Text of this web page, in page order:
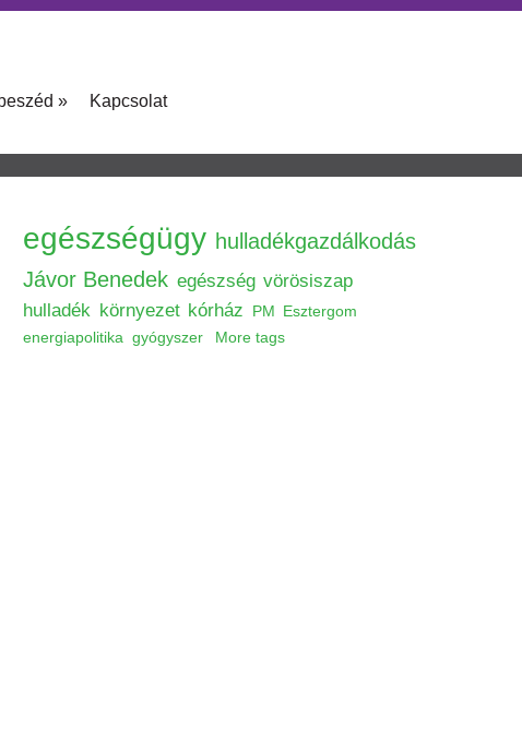
» Kapcsolat
egészségügy hulladékgazdálkodás
Jávor Benedek egészség vörösiszap
hulladék környezet kórház PM Esztergom
energiapolitika gyógyszer More tags